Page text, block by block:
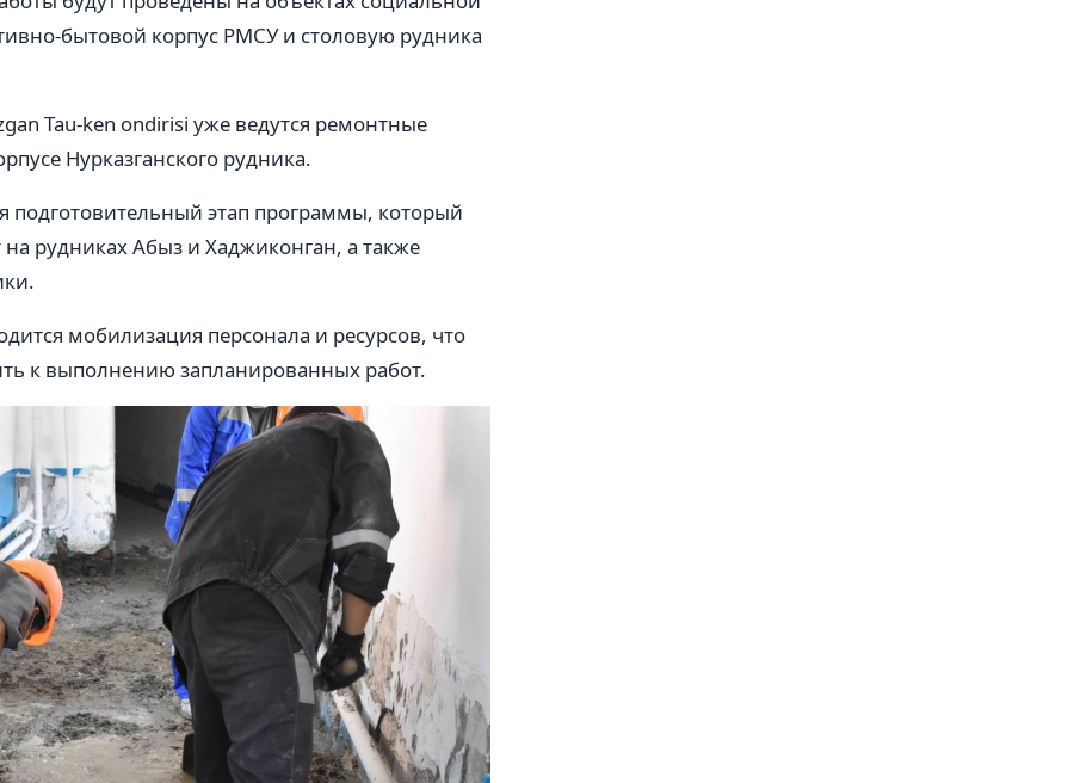
бытовой корпус РМСУ и столовую рудника
Tau-ken ondirisi уже ведутся ремонтные
Нурказганского рудника.
подготовительный этап программы, который
рудниках Абыз и Хаджиконган, а также
мобилизация персонала и ресурсов, что
к выполнению запланированных работ.